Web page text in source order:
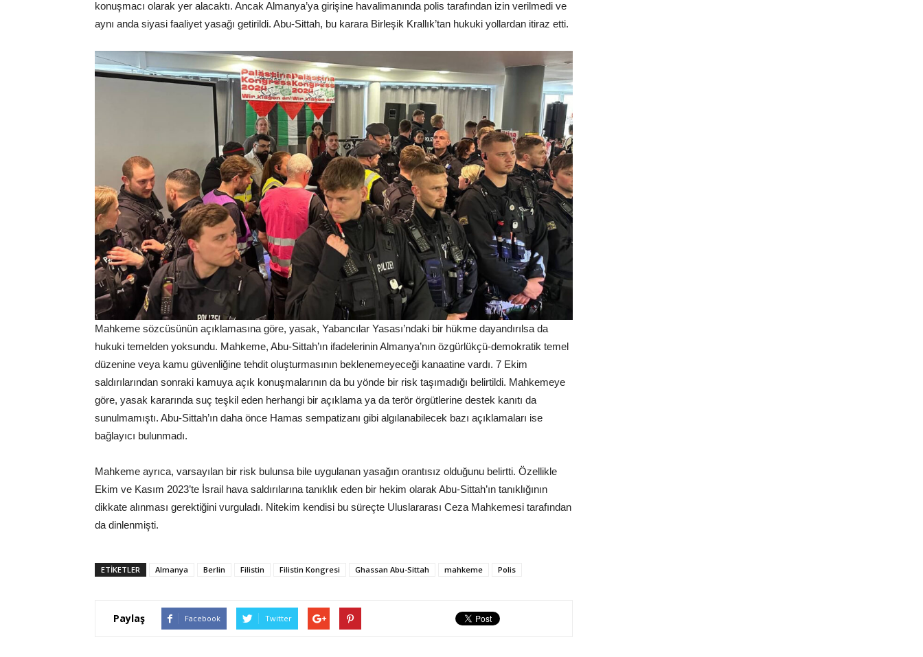
konuşmacı olarak yer alacaktı. Ancak Almanya’ya girişine havalimanında polis tarafından izin verilmedi ve
aynı anda siyasi faaliyet yasağı getirildi. Abu-Sittah, bu karara Birleşik Krallık’tan hukuki yollardan itiraz etti.
Mahkeme sözcüsünün açıklamasına göre, yasak, Yabancılar Yasası’ndaki bir hükme dayandırılsa da
hukuki temelden yoksundu. Mahkeme, Abu-Sittah’ın ifadelerinin Almanya’nın özgürlükçü-demokratik temel
düzenine veya kamu güvenliğine tehdit oluşturmasının beklenemeyeceği kanaatine vardı. 7 Ekim
saldırılarından sonraki kamuya açık konuşmalarının da bu yönde bir risk taşımadığı belirtildi. Mahkemeye
göre, yasak kararında suç teşkil eden herhangi bir açıklama ya da terör örgütlerine destek kanıtı da
sunulmamıştı. Abu-Sittah’ın daha önce Hamas sempatizanı gibi algılanabilecek bazı açıklamaları ise
bağlayıcı bulunmadı.
Mahkeme ayrıca, varsayılan bir risk bulunsa bile uygulanan yasağın orantısız olduğunu belirtti. Özellikle
Ekim ve Kasım 2023’te İsrail hava saldırılarına tanıklık eden bir hekim olarak Abu-Sittah’ın tanıklığının
dikkate alınması gerektiğini vurguladı. Nitekim kendisi bu süreçte Uluslararası Ceza Mahkemesi tarafından
da dinlenmişti.
ETIKETLER Almanya Berlin Filistin Filistin Kongresi Ghassan Abu-Sittah mahkeme Polis
Paylaş Facebook Twitter